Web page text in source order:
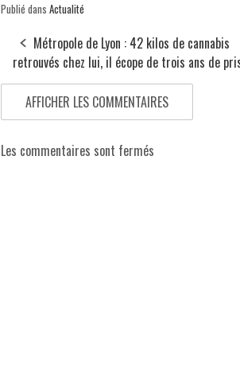
Publié dans Actualité
Métropole de Lyon : 42 kilos de cannabis
retrouvés chez lui, il écope de trois ans de
AFFICHER LES COMMENTAIRES
Les commentaires sont fermés